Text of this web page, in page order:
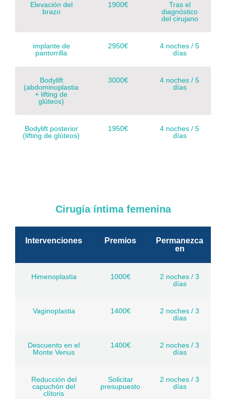
Elevación del
brazo
1900€
Tras el
diagnóstico
del cirujano
implante de
pantorrilla
2950€
4 noches / 5
días
Bodylift
(abdominoplastia
+ lifting de
glúteos)
3000€
4 noches / 5
días
Bodylift posterior
(lifting de glúteos)
1950€
4 noches / 5
días
Cirugía íntima femenina
Intervenciones Premios
Permanezca
en
Himenoplastia 1000€
2 noches / 3
días
Vaginoplastia 1400€
2 noches / 3
días
Descuento en el
Monte Venus
1400€
2 noches / 3
días
Reducción del
capuchón del
clítoris
Solicitar
presupuesto
2 noches / 3
días